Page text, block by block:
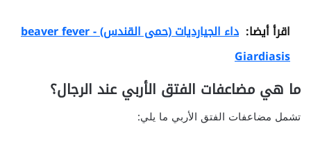
اقرأ أيضا:
داء الجيارديات (حمى القندس) beaver fever -
Giardiasis
ما هي مضاعفات الفتق الأربي عند الرجال؟
تشمل مضاعفات الفتق الأربي ما يلي: